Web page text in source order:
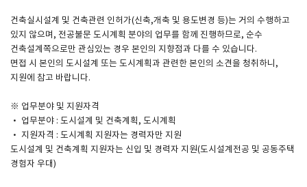
공지사항
기사문의
광고문의
Contact
건축실시설계 및 건축관련 인허가(신축,개축 및 용도변경 등)는 거의 수행하고
있지 않으며, 전공불문 도시계획 분야의 업무를 함께 진행하므로, 순수
건축설계쪽으로만 관심있는 경우 본인의 지향점과 다를 수 있습니다.
면접 시 본인의 도시설계 또는 도시계획과 관련한 본인의 소견을 청취하니,
지원에 참고 바랍니다.
※ 업무분야 및 지원자격
· 업무분야 : 도시설계 및 건축계획, 도시계획
· 지원자격 : 도시계획 지원자는 경력자만 지원
도시설계 및 건축계획 지원자는 신입 및 경력자 지원(도시설계전공 및 공동주택
경험자 우대)